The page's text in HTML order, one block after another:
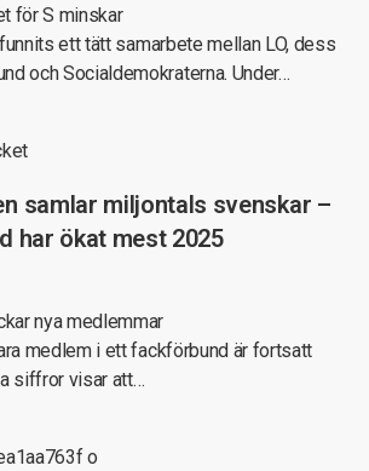
för S minskar
ett tätt samarbete mellan LO, dess
och Socialdemokraterna. Under…
samlar miljontals svenskar –
har ökat mest 2025
nya medlemmar
medlem i ett fackförbund är fortsatt
siffror visar att…